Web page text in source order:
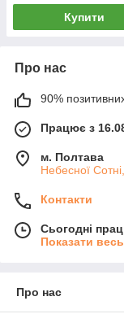
Купити
Про нас
90% позитивних
Працює з
м. Полтава
Небесної
Контакти
Сьогодні
Показати
Про нас